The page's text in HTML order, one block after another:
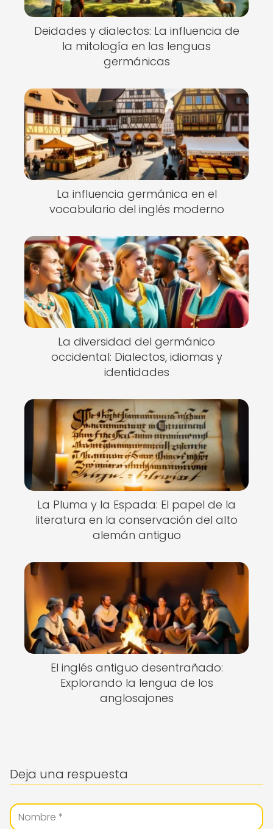
Deidades y dialectos: La influencia de
la mitología en las lenguas
germánicas
La influencia germánica en el
vocabulario del inglés moderno
La diversidad del germánico
occidental: Dialectos, idiomas y
identidades
La Pluma y la Espada: El papel de la
literatura en la conservación del alto
alemán antiguo
El inglés antiguo desentrañado:
Explorando la lengua de los
anglosajones
Deja una respuesta